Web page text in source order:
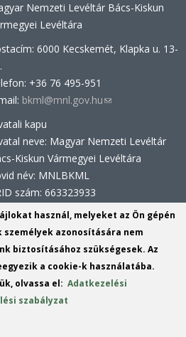
Nemzeti Levéltár Bács-Kiskun
Levéltára
6000 Kecskemét, Klapka u. 13-
+36 76 495-951
bkml@mnl.gov.hu(link
mail)
kapu
neve: Magyar Nemzeti Levéltár
Kiskun Vármegyei Levéltára
név: MNLBKML
szám: 663323933
kapu - Központi Érkeztetési
(KÉR)
neve: Magyar Nemzeti Levéltár
név: MNL BKML
szám: 113809158
használ, melyeket az Ön gépén
azonosítására nem
biztosításához szükségesek. Az
a cookie-k használatába.
olvassa el:Adatkezelési
szabályzat